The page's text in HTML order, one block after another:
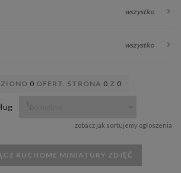
wszystko
wszystko
0 OFERT. STRONA 0 Z 0
zobacz jak sortujemy ogłoszenia
RUCHOME MINIATURY ZDJĘĆ